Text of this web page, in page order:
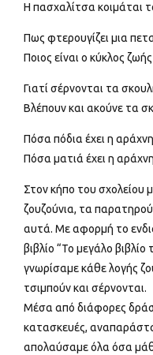
Η πασχαλίτσα κοιμάται
Πως φτερουγίζει μια
Ποιος είναι ο κύκλος
Γιατί σέρνονται τα
Βλέπουν και ακούνε τα
Πόσα πόδια έχει η
Πόσα ματιά έχει η
Στον κήπο του σχολείου
ζουζούνια, τα
αυτά. Με αφορμή το
βιβλίο “Το μεγάλο
γνωρίσαμε κάθε λογής
τσιμπούν και σέρνονται.
Μέσα από διάφορες
κατασκευές,
απολαύσαμε όλα όσα